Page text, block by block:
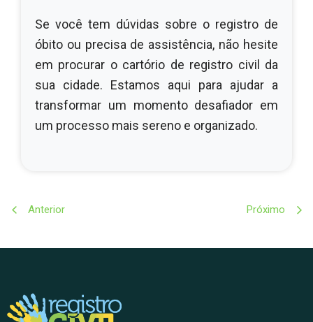
Se você tem dúvidas sobre o registro de
óbito ou precisa de assistência, não hesite
em procurar o cartório de registro civil da
sua cidade. Estamos aqui para ajudar a
transformar um momento desafiador em
um processo mais sereno e organizado.
Anterior Próximo